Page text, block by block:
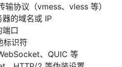
输协议（vmess、vless 等）
的域名或 IP
口
标识符
、QUIC 等